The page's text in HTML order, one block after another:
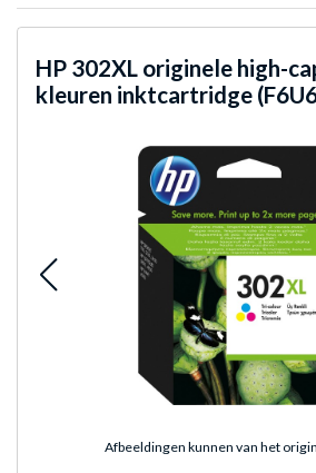
HP 302XL originele high-
kleuren inktcartridge
Afbeeldingen kunnen van het